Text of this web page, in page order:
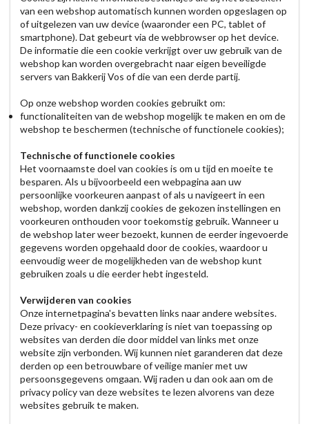
van een webshop automatisch kunnen worden opgeslagen op
of uitgelezen van uw device (waaronder een PC, tablet of
smartphone). Dat gebeurt via de webbrowser op het device.
De informatie die een cookie verkrijgt over uw gebruik van de
webshop kan worden overgebracht naar eigen beveiligde
servers van Bakkerij Vos of die van een derde partij.
Op onze webshop worden cookies gebruikt om:
functionaliteiten van de webshop mogelijk te maken en om de
webshop te beschermen (technische of functionele cookies);
Technische of functionele cookies
Het voornaamste doel van cookies is om u tijd en moeite te
besparen. Als u bijvoorbeeld een webpagina aan uw
persoonlijke voorkeuren aanpast of als u navigeert in een
webshop, worden dankzij cookies de gekozen instellingen en
voorkeuren onthouden voor toekomstig gebruik. Wanneer u
de webshop later weer bezoekt, kunnen de eerder ingevoerde
gegevens worden opgehaald door de cookies, waardoor u
eenvoudig weer de mogelijkheden van de webshop kunt
gebruiken zoals u die eerder hebt ingesteld.
Verwijderen van cookies
Onze internetpagina's bevatten links naar andere websites.
Deze privacy- en cookieverklaring is niet van toepassing op
websites van derden die door middel van links met onze
website zijn verbonden. Wij kunnen niet garanderen dat deze
derden op een betrouwbare of veilige manier met uw
persoonsgegevens omgaan. Wij raden u dan ook aan om de
privacy policy van deze websites te lezen alvorens van deze
websites gebruik te maken.